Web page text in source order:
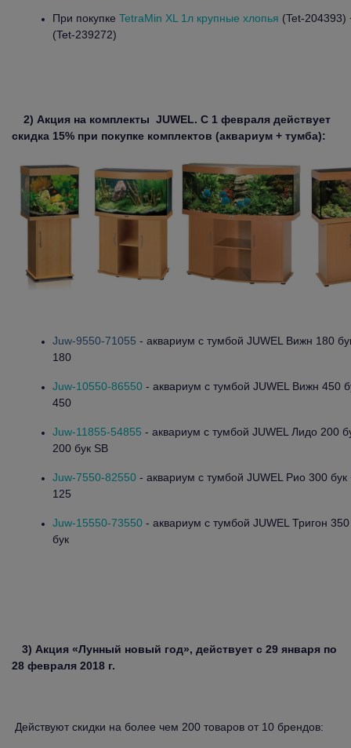
При покупке TetraMin XL 1л крупные хлопья (Tet-204393)
(Tet-239272)
2) Акция на комплекты JUWEL. С 1 февраля действует
скидка 15% при покупке комплектов (аквариум + тумба):
Juw-9550-71055 - аквариум с тумбой JUWEL Вижн 180
180
Juw-10550-86550 - аквариум с тумбой JUWEL Вижн 450
450
Juw-11855-54855 - аквариум с тумбой JUWEL Лидо 200
200 бук SB
Juw-7550-82550 - аквариум с тумбой JUWEL Рио 300
125
Juw-15550-73550 - аквариум с тумбой JUWEL Тригон
бук
3) Акция «Лунный новый год», действует с 29 января по
28 февраля 2018 г.
Действуют скидки на более чем 200 товаров от 10 брендов: